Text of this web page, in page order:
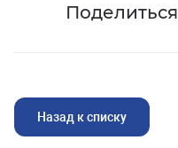
Поделиться
Назад к списку